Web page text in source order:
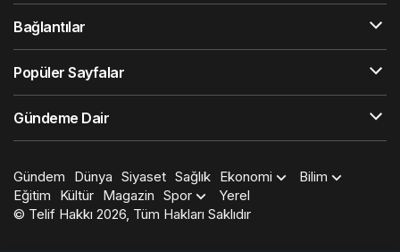
Bağlantılar
Popüler Sayfalar
Gündeme Dair
Gündem Dünya Siyaset Sağlık Ekonomi
Bilim
Eğitim
Kültür Magazin Spor
Yerel
© Telif Hakkı 2026, Tüm Hakları Saklıdır